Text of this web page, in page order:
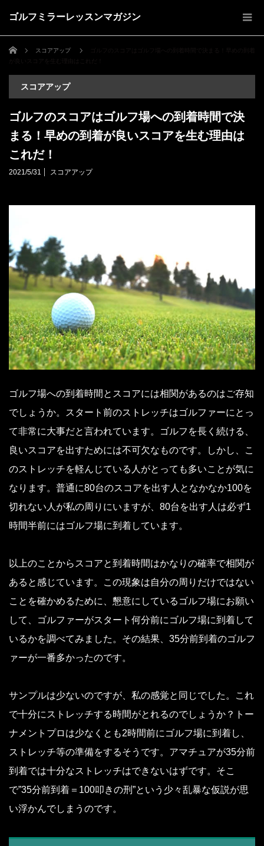
ゴルフミラーレッスンマガジン
ホーム スコアアップ
スコアアップ
ゴルフのスコアはゴルフ場への到着時間で決
まる！早めの到着が良いスコアを生む理由は
これだ！
2021/5/31 スコアアップ
ゴルフ場への到着時間とスコアには相関があるのはご存知
でしょうか。スタート前のストレッチはゴルファーにとっ
て非常に大事だと言われています。ゴルフを長く続ける、
良いスコアを出すためには不可欠なものです。しかし、こ
のストレッチを軽んじている人がとっても多いことが気に
なります。普通に80台のスコアを出す人となかなか100を
切れない人が私の周りにいますが、80台を出す人は必ず1
時間半前にはゴルフ場に到着しています。
以上のことからスコアと到着時間はかなりの確率で相関が
あると感じています。この現象は自分の周りだけではない
ことを確かめるために、懇意にしているゴルフ場にお願い
して、ゴルファーがスタート何分前にゴルフ場に到着して
いるかを調べてみました。その結果、35分前到着のゴルフ
ァーが一番多かったのです。
サンプルは少ないのですが、私の感覚と同じでした。これ
で十分にストレッチする時間がとれるのでしょうか？トー
ナメントプロは少なくとも2時間前にゴルフ場に到着し、
ストレッチ等の準備をするそうです。アマチュアが35分前
到着では十分なストレッチはできないはずです。そこ
で”35分前到着＝100叩きの刑”という少々乱暴な仮説が思
い浮かんでしまうのです。